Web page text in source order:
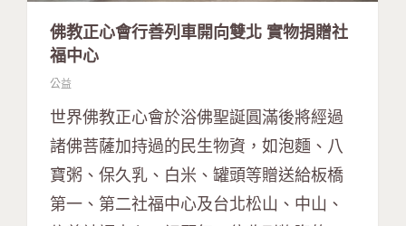
佛教正心會行善列車開向雙北 實物捐贈社
福中心
公益
世界佛教正心會於浴佛聖誕圓滿後將經過
諸佛菩薩加持過的民生物資，如泡麵、八
寶粥、保久乳、白米、罐頭等贈送給板橋
第一、第二社福中心及台北松山、中山、